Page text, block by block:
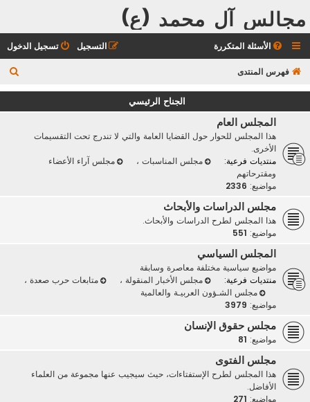
مجالس آل محمد (ع)
الأسئلة المتكررة تسجيل الدخول التسجيل
فهرس المنتدى
ح
الجناح الرئيسي
المجلس العام
هذا المجلس للحوار حول القضايا العامة والتي لا تندرج تحت التقسيمات
الأخرى.
منتديات فرعية:
مجلس المناسبات ،
مجلس آراء الأعضاء
ومقترحاتهم
مواضيع: 2336
مجلس الدراسات والأبحاث
هذا المجلس لطرح الدراسات والأبحاث.
مواضيع: 551
المجلس السياسي
مواضيع سياسية مختلفة معاصرة وسابقة
منتديات فرعية:
مجلس الأخبار المنقولة ، متابعات حرب صعدة ،
مجلس الشـؤون العربيـة والعالمية
مواضيع: 3979
مجلس حقوق الإنسان
مواضيع: 81
مجلس الفتوى
هذا المجلس لطرح الإستفتاءات، حيث سيجيب عنها مجموعة من العلماء
الأفاضل.
مواضيع: 271